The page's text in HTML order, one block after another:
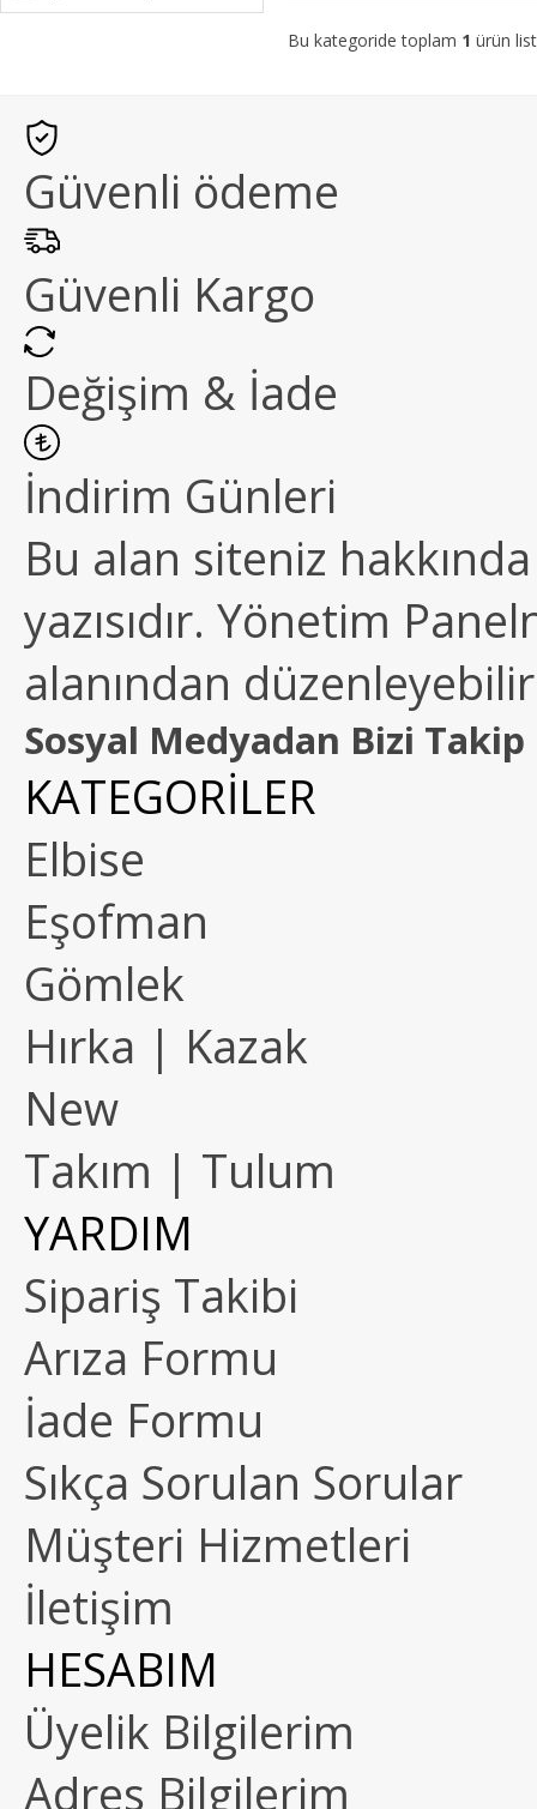
Bu kategoride toplam 1 ürün
Güvenli ödeme
Güvenli Kargo
Değişim & İade
İndirim Günleri
Bu alan siteniz
yazısıdır. Yönetim
alanından
Sosyal Medyadan Bizi Takip
KATEGORİLER
Elbise
Eşofman
Gömlek
Hırka | Kazak
New
Takım | Tulum
YARDIM
Sipariş Takibi
Arıza Formu
İade Formu
Sıkça Sorulan Sorular
Müşteri Hizmetleri
İletişim
HESABIM
Üyelik Bilgilerim
Adres Bilgilerim